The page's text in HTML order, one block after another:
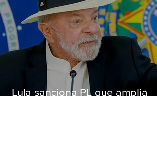
Lula sanciona PL que amplia